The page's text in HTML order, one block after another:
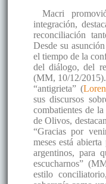
Macri
integración,
reconciliación
Desde su
el tiempo de la
del diálogo, del
(MM, 10/12/
“antigrieta” (
sus discursos
combatientes de
de Olivos,
“Gracias por
meses está
argentinos, para
escucharnos”
estilo